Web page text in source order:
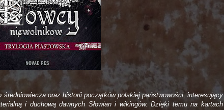
średniowiecza oraz historii początków polskiej państwowości, interesujący
i duchową dawnych Słowian i wikingów. Dzięki temu na kartach